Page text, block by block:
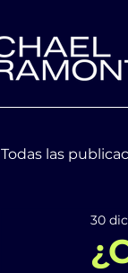
Todas las
Moda y30